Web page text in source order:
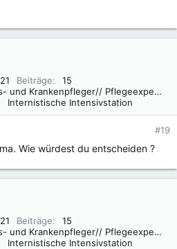
Beiträge
15
Gesundheits- und Krankenpfleger// Pflegeexperte IMC
Internistische Intensivstation
#19
Wie würdest du entscheiden ?
Beiträge
15
Gesundheits- und Krankenpfleger// Pflegeexperte IMC
Internistische Intensivstation